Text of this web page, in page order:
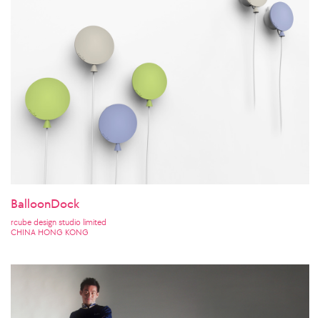
BalloonDock
rcube design studio limited
CHINA HONG KONG